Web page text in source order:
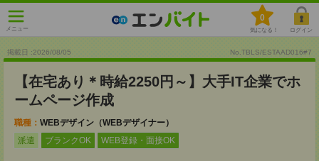
メニュー
0
気になる！ ログイン
掲載日 :2026/08/05 No.TBLS/ESTAAD016#7
【在宅あり＊時給2250円～】大手IT企業でホ
ームページ作成
職種： WEBデザイン（WEBデザイナー）
派遣
ブランクOK WEB登録・面接OK